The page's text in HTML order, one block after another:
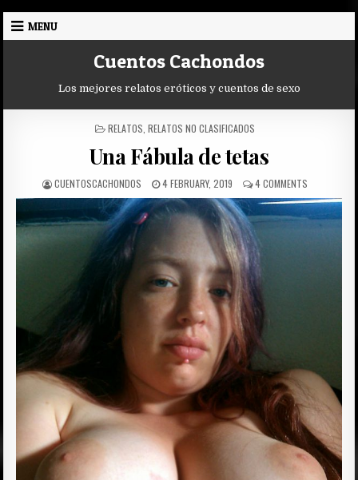
Skip
MENU
Cuentos Cachondos
Los mejores relatos eróticos y cuentos de sexo
POSTED
RELATOS RELATOS NO CLASIFICADOS
Una Fábula de tetas
AUTHOR:
CUENTOSCACHONDOS
PUBLISHED
DATE:
4 FEBRUARY, 2019 4 COMMENTS
UNA
FÁBULA
DE